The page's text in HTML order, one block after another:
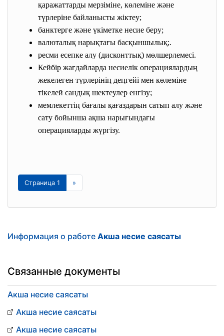
қаражаттарды мерзіміне, көлеміне және
түрлеріне байланысты жіктеу;
банктерге және үкіметке несие беру;
валюталық нарықтағы басқыншылық;.
ресми есепке алу (дисконттық) мөлшерлемесі.
Кейбір жағдайларда несиелік операциялардың
жекелеген түрлерінің деңгейі мен көлеміне
тікелей сандық шектеулер енгізу;
мемлекеттің бағалы қағаздарын сатып алу және
сату бойынша ақша нарығындағы
операцияларды жүргізу.
Страница 1 »
Информация о работе Акша несие саясаты
Связанные документы
Акша несие саясаты
Акша несие саясаты
Акша несие саясаты